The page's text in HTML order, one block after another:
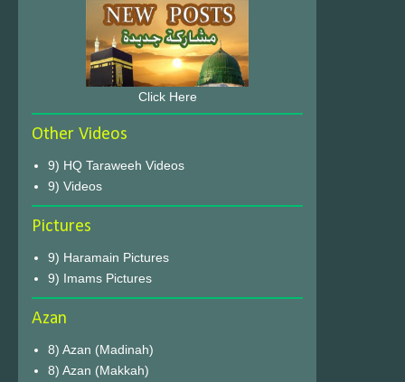
Click Here
Other Videos
9) HQ Taraweeh Videos
9) Videos
Pictures
9) Haramain Pictures
9) Imams Pictures
Azan
8) Azan (Madinah)
8) Azan (Makkah)